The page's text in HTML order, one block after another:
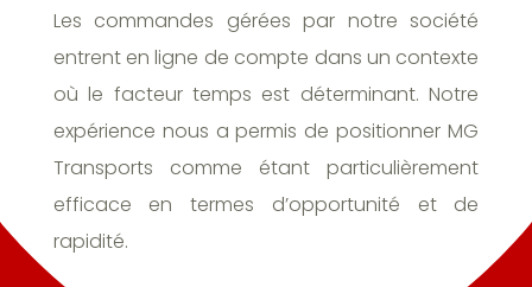
Les commandes gérées par notre société
entrent en ligne de compte dans un contexte
où le facteur temps est déterminant. Notre
expérience nous a permis de positionner MG
Transports comme étant particulièrement
efficace en termes d’opportunité et de
rapidité.